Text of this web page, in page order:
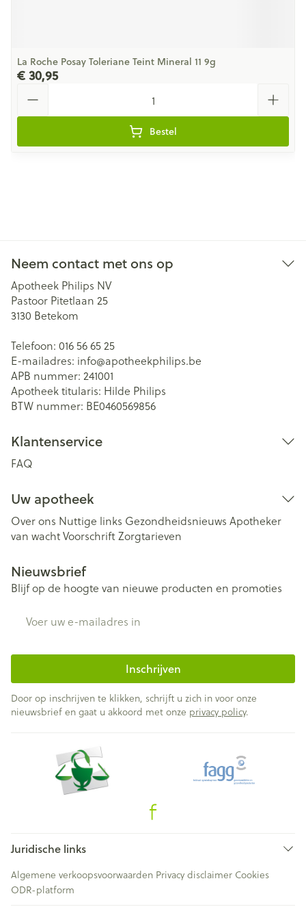
La Roche Posay Toleriane Teint Mineral 11 9g
€ 30,95
Bestel
Neem contact met ons op
Apotheek Philips NV
Pastoor Pitetlaan 25
3130 Betekom
Telefoon: 016 56 65 25
E-mailadres: info@apotheekphilips.be
APB nummer: 241001
Apotheek titularis: Hilde Philips
BTW nummer: BE0460569856
Klantenservice
FAQ
Uw apotheek
Over ons Nuttige links Gezondheidsnieuws Apotheker
van wachtVoorschriftZorgtarieven
Nieuwsbrief
Blijf op de hoogte van nieuwe producten en promoties
Inschrijven
Door op inschrijven te klikken, schrijft u zich in voor onze
nieuwsbrief en gaat u akkoord met onze privacy policy.
Juridische links
Algemene verkoopsvoorwaarden Privacy disclaimer Cookies
ODR-platform